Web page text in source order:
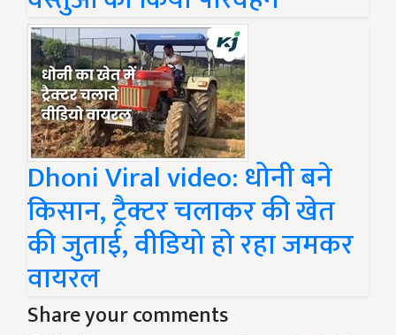
Dhoni Viral video: धोनी बने
किसान, ट्रैक्टर चलाकर की खेत
की जुताई, वीडियो हो रहा जमकर
वायरल
Share your comments